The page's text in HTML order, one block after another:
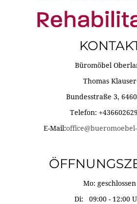
Büromöbel
Thomas Klauser
Bundesstraße 3,
Telefon:
E-Mail:
Mo: geschlossen
Di: 09:00 - 12:00